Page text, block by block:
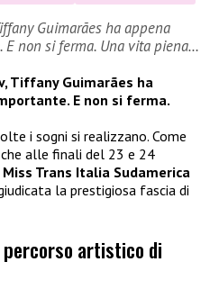
Guimarães ha appena
non si ferma. Una vita piena…
Tiffany Guimarães ha
E non si ferma.
i sogni si realizzano. Come
alle finali del 23 e 24
Miss Trans Italia Sudamerica
la prestigiosa fascia di
percorso artistico di